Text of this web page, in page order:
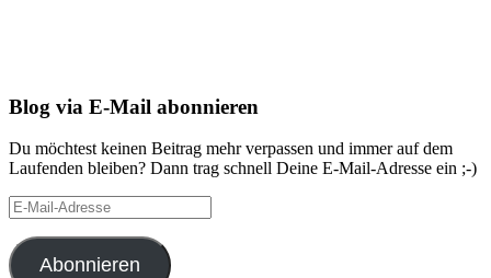
Blog via E-Mail abonnieren
Du möchtest keinen Beitrag mehr verpassen und immer auf dem
Laufenden bleiben? Dann trag schnell Deine E-Mail-Adresse ein ;-)
E-
Mail-
Adresse
Abonnieren